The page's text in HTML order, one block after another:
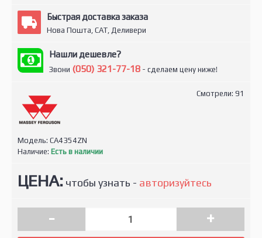
Быстрая доставка заказа
Нова Пошта, САТ, Деливери
Нашли дешевле?
Звони (050) 321-77-18 - сделаем цену ниже!
Смотрели: 91
Модель: CA4354ZN
Наличие: Есть в наличии
ЦЕНА: чтобы узнать - авторизуйтесь
- +